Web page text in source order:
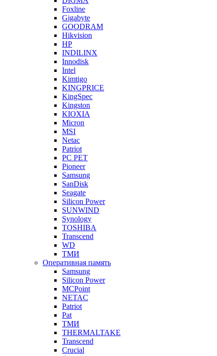
Foxline
Gigabyte
GOODRAM
Hikvision
HP
INDILINX
Innodisk
Intel
Kimtigo
KINGPRICE
KingSpec
Kingston
KIOXIA
Micron
MSI
Netac
Patriot
PC PET
Pioneer
Samsung
SanDisk
Seagate
Silicon Power
SUNWIND
Synology
TOSHIBA
Transcend
WD
ТМИ
Оперативная память
Samsung
Silicon Power
MCPoint
NETAC
Patriot
Pat
ТМИ
THERMALTAKE
Transcend
Crucial